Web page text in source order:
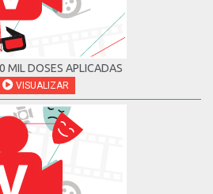
MIL DOSES APLICADAS
VISUALIZAR